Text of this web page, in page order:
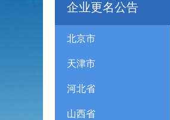
企业更名公告
北京市
天津市
河北省
山西省